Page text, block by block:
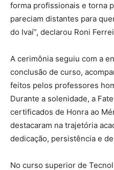
forma profissionais e torna
pareciam distantes para
do Ivaí”, declarou Roni
A cerimônia seguiu com a
conclusão de curso,
feitos pelos professores
Durante a solenidade, a
certificados de Honra ao
destacaram na trajetória
dedicação, persistência e
No curso superior de